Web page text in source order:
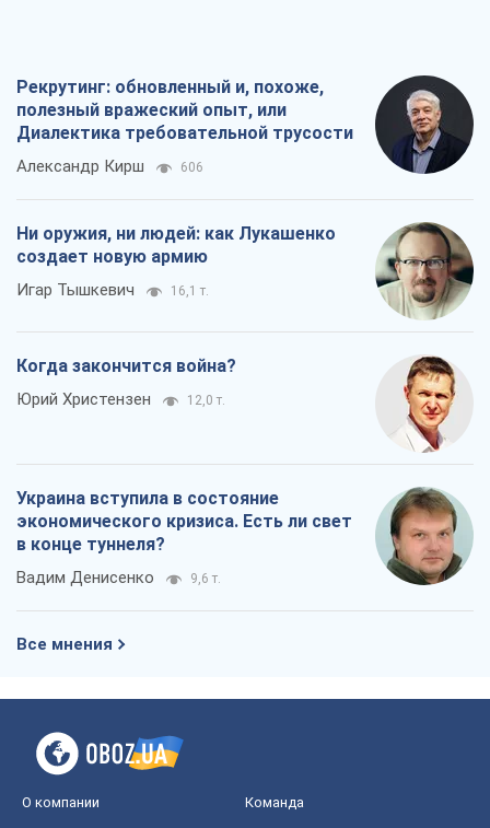
Рекрутинг: обновленный и, похоже,
полезный вражеский опыт, или
Диалектика требовательной трусости
Александр Кирш 606
Ни оружия, ни людей: как Лукашенко
создает новую армию
Игар Тышкевич 16,1 т.
Когда закончится война?
Юрий Христензен 12,0 т.
Украина вступила в состояние
экономического кризиса. Есть ли свет
в конце туннеля?
Вадим Денисенко 9,6 т.
Все мнения
О компании Команда